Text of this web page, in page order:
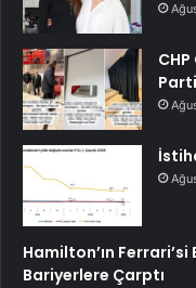
Hamilton’ın
Bariyerlere Çarptı